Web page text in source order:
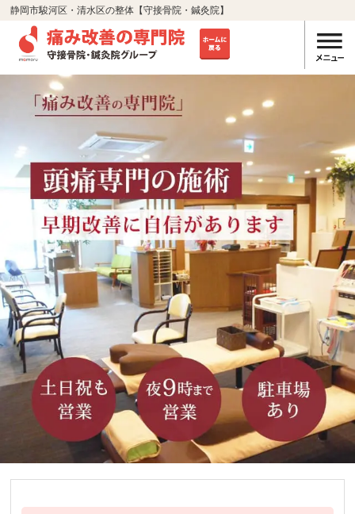
静岡市駿河区・清水区の整体【守接骨院・鍼灸院】